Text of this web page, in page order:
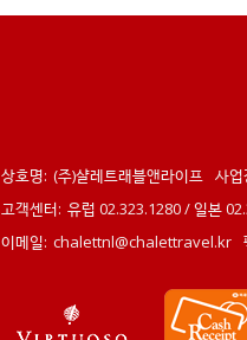
상호명: (주)샬레트래블앤라이프 사
고객센터: 유럽 02.323.1280 / 일본
이메일: chalettnl@chalettravel.kr